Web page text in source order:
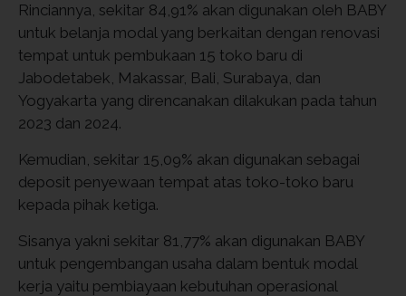
Rinciannya, sekitar 84,91% akan digunakan oleh BABY
untuk belanja modal yang berkaitan dengan renovasi
tempat untuk pembukaan 15 toko baru di
Jabodetabek, Makassar, Bali, Surabaya, dan
Yogyakarta yang direncanakan dilakukan pada tahun
2023 dan 2024.
Kemudian, sekitar 15,09% akan digunakan sebagai
deposit penyewaan tempat atas toko-toko baru
kepada pihak ketiga.
Sisanya yakni sekitar 81,77% akan digunakan BABY
untuk pengembangan usaha dalam bentuk modal
kerja yaitu pembiayaan kebutuhan operasional